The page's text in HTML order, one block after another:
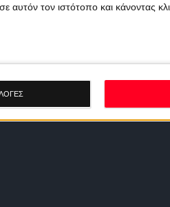
αυτόν τον ιστότοπο και κάνοντας